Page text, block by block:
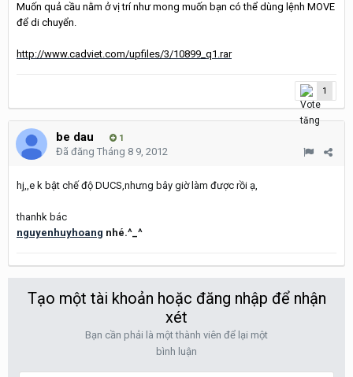
Muốn quả cầu nằm ở vị trí như mong muốn bạn có thể dùng lệnh MOVE
để di chuyển.
http://www.cadviet.com/upfiles/3/10899_q1.rar
1
be dau 1
Đã đăng Tháng 8 9, 2012
hj,,e k bật chế độ DUCS,nhưng bây giờ làm được rồi ạ,
thanhk bác
nguyenhuyhoang nhé.^_^
Tạo một tài khoản hoặc đăng nhập để nhận
xét
Bạn cần phải là một thành viên để lại một
bình luận